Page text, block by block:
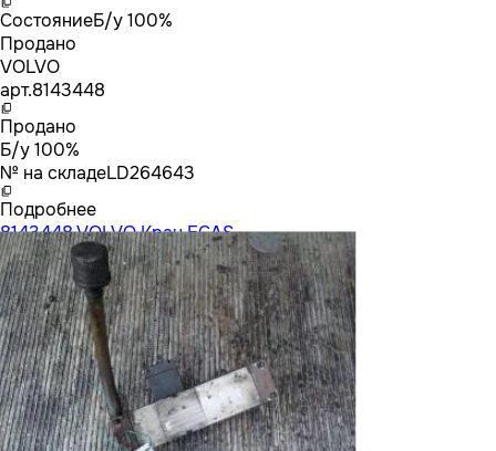
СостояниеБ/у 100%
Продано
VOLVO
арт.8143448
Продано
Б/у 100%
№ на складеLD264643
Подробнее
8143448 VOLVO Кран ECAS